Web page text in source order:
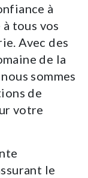
à
tous vos
Avec des
de la
sommes
de
votre
le